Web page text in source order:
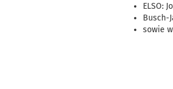
ELSO:
Busch-
sowie